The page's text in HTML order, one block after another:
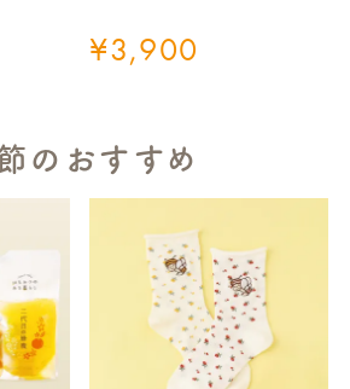
¥3,900
のおすすめ